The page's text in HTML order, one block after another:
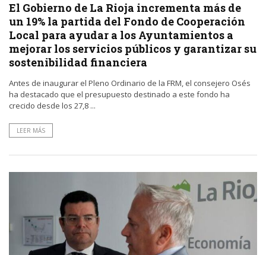
El Gobierno de La Rioja incrementa más de
un 19% la partida del Fondo de Cooperación
Local para ayudar a los Ayuntamientos a
mejorar los servicios públicos y garantizar su
sostenibilidad financiera
Antes de inaugurar el Pleno Ordinario de la FRM, el consejero Osés
ha destacado que el presupuesto destinado a este fondo ha
crecido desde los 27,8 ...
LEER MÁS